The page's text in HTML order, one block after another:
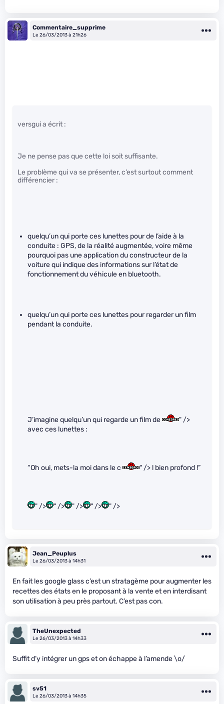
Commentaire_supprime
Le 26/03/2013 à 21h26
versgui a écrit :
Je ne pense pas que cette loi soit suffisante.
Le problème qui va se présenter, c’est surtout comment
différencier :
quelqu’un qui porte ces lunettes pour de l’aide à la
conduite : GPS, de la réalité augmentée, voire même
pourquoi pas une application du constructeur de la
voiture qui indique des informations sur l’état de
fonctionnement du véhicule en bluetooth.
quelqu’un qui porte ces lunettes pour regarder un film
pendant la conduite.
J’imagine quelqu’un qui regarde un film de
" />
avec ces lunettes :
“Oh oui, mets-la moi dans le c " /> l bien profond !”
" /> " /> " /> " /> " />
Jean_Peuplus
Le 26/03/2013 à 14h31
En fait les google glass c’est un stratagème pour augmenter les
recettes des états en le proposant à la vente et en interdisant
son utilisation à peu près partout. C’est pas con.
TheUnexpected
Le 26/03/2013 à 14h33
Suffit d’y intégrer un gps et on échappe à l’amende \o/
sv51
Le 26/03/2013 à 14h35